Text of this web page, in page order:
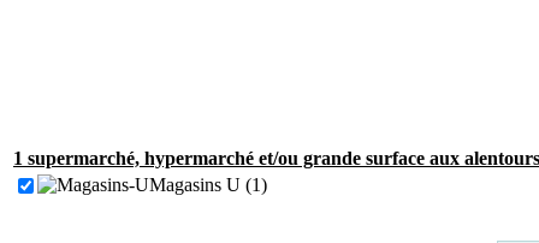
1 supermarché, hypermarché et/ou grande surface aux
Magasins U (1)